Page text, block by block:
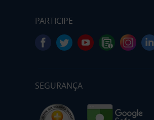
PARTICIPE
SEGURANÇA